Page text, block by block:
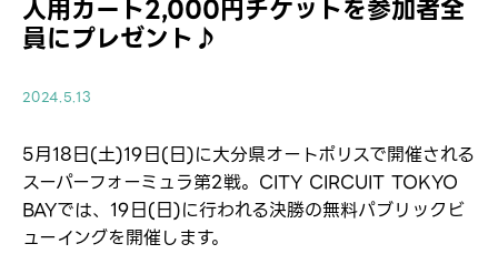
人用カート2,000円チケットを参加者全
員にプレゼント♪
2024.5.13
5月18日(土)19日(日)に大分県オートポリスで開催される
スーパーフォーミュラ第2戦。CITY CIRCUIT TOKYO
BAYでは、19日(日)に行われる決勝の無料パブリックビ
ューイングを開催します。